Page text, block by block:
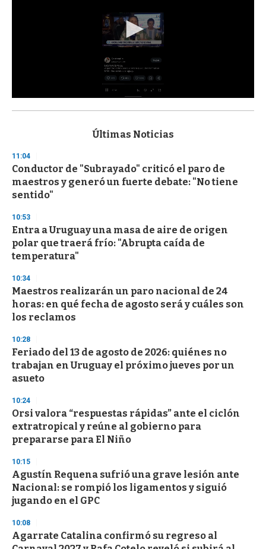
s
d
s
o
f
3
s
e
c
o
n
Últimas Noticias
11:04
Conductor de "Subrayado" criticó el paro de
maestros y generó un fuerte debate: "No tiene
sentido"
10:53
Entra a Uruguay una masa de aire de origen
polar que traerá frío: "Abrupta caída de
temperatura"
10:34
Maestros realizarán un paro nacional de 24
horas: en qué fecha de agosto será y cuáles son
los reclamos
10:28
Feriado del 13 de agosto de 2026: quiénes no
trabajan en Uruguay el próximo jueves por un
asueto
10:24
Orsi valora “respuestas rápidas” ante el ciclón
extratropical y reúne al gobierno para
prepararse para El Niño
10:15
Agustín Requena sufrió una grave lesión ante
Nacional: se rompió los ligamentos y siguió
jugando en el GPC
10:08
Agarrate Catalina confirmó su regreso al